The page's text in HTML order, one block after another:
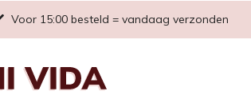
Voor 15:00 besteld = vandaag verzonden